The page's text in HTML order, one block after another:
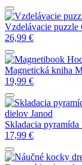
Vzdelávacie puzzle
26,99 €
Magnetická kniha
19,99 €
Skladacia
17,99 €